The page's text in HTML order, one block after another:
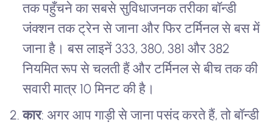
तक पहुँचने का सबसे सुविधाजनक तरीका बॉन्डी
जंक्शन तक ट्रेन से जाना और फिर टर्मिनल से बस में
जाना है। बस लाइनें 333, 380, 381 और 382
नियमित रूप से चलती हैं और टर्मिनल से बीच तक की
सवारी मात्र 10 मिनट की है।
कार: अगर आप गाड़ी से जाना पसंद करते हैं, तो बॉन्डी